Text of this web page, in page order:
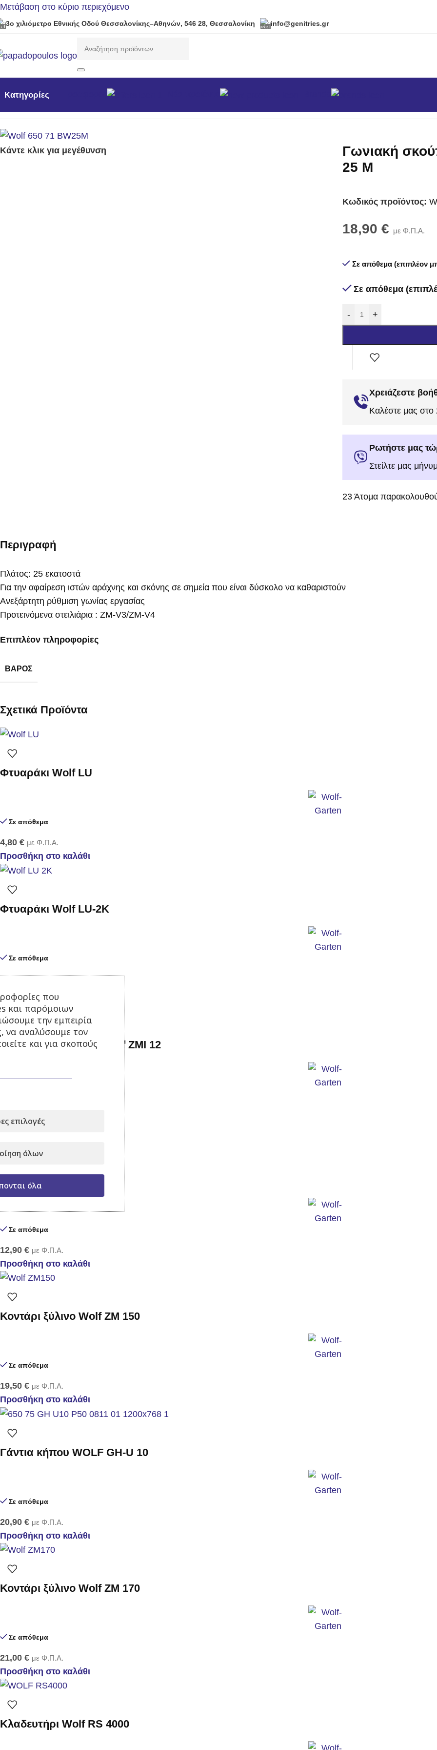
Μετάβαση στο κύριο περιεχόμενο
3ο χιλιόμετρο Εθνικής Οδού Θεσσαλονίκης–Αθηνών, 546 28, Θεσσαλονίκη info@genitries.gr
Κατηγορίες
Κάντε κλικ για μεγέθυνση
Γωνιακή
25 M
Κωδικός προϊόντος:
18,90 € με Φ.Π.Α.
Σε απόθεμα (επιπλέον
Σε απόθεμα
- +
Χρειάζεστε
Καλέστε μας
Ρωτήστε μας
Στείλτε μας
23 Άτομα
Περιγραφή
Πλάτος: 25 εκατοστά
Για την αφαίρεση ιστών αράχνης και σκόνης σε σημεία που είναι δύσκολο να καθαριστούν
Ανεξάρτητη ρύθμιση γωνίας εργασίας
Προτεινόμενα στειλιάρια : ZM-V3/ZM-V4
Επιπλέον πληροφορίες
ΒΆΡΟΣ
Σχετικά Προϊόντα
Φτυαράκι Wolf LU
Σε απόθεμα
4,80 € με Φ.Π.Α.
Προσθήκη στο καλάθι
Φτυαράκι Wolf LU-2K
Σε απόθεμα
9,50€ με Φ.Π.Α.
Προσθήκη στο καλάθι
Κοντάρι αλουμινίου Wolf ZMI 12
Προσθήκη στο καλάθι
Σκαλιστήρι Wolf LN-2K
Σε απόθεμα
12,90 € με Φ.Π.Α.
Προσθήκη στο καλάθι
Κοντάρι ξύλινο Wolf ZM 150
Σε απόθεμα
19,50 € με Φ.Π.Α.
Προσθήκη στο καλάθι
Γάντια κήπου WOLF GH-U 10
Σε απόθεμα
20,90 € με Φ.Π.Α.
Προσθήκη στο καλάθι
Κοντάρι ξύλινο Wolf ZM 170
Σε απόθεμα
21,00 € με Φ.Π.Α.
Προσθήκη στο καλάθι
Κλαδευτήρι Wolf RS 4000
που
και παρόμοιων
την εμπειρία
να αναλύσουμε τον
και για σκοπούς
επιλογές
όλων
όλα